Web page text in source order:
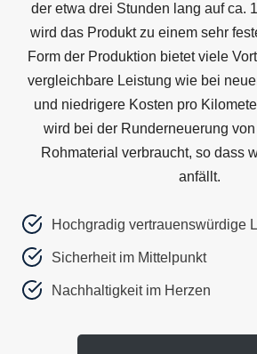
der etwa drei Stunden lang auf ca.
wird das Produkt zu einem sehr
Form der Produktion bietet viele
vergleichbare Leistung wie bei
und niedrigere Kosten pro
wird bei der Runderneuerung
Rohmaterial verbraucht, so dass
anfällt.
Hochgradig vertrauenswürdige
Sicherheit im Mittelpunkt
Nachhaltigkeit im Herzen